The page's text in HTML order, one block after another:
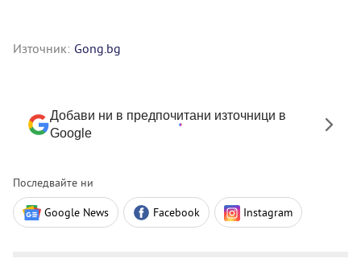
Източник: Gong.bg
Добави ни в предпочитани източници в
Google
Последвайте ни
Google News Facebook Instagram